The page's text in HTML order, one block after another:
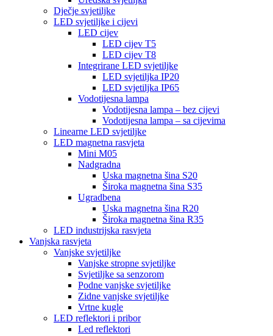
Dječje svjetiljke
LED svjetiljke i cijevi
LED cijev
LED cijev T5
LED cijev T8
Integrirane LED svjetiljke
LED svjetiljka IP20
LED svjetiljka IP65
Vodotijesna lampa
Vodotijesna lampa – bez cijevi
Vodotijesna lampa – sa cijevima
Linearne LED svjetiljke
LED magnetna rasvjeta
Mini M05
Nadgradna
Uska magnetna šina S20
Široka magnetna šina S35
Ugradbena
Uska magnetna šina R20
Široka magnetna šina R35
LED industrijska rasvjeta
Vanjska rasvjeta
Vanjske svjetiljke
Vanjske stropne svjetiljke
Svjetiljke sa senzorom
Podne vanjske svjetiljke
Zidne vanjske svjetiljke
Vrtne kugle
LED reflektori i pribor
Led reflektori